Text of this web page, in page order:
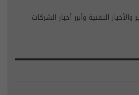
التقنية وأبرز أخبار الشركات